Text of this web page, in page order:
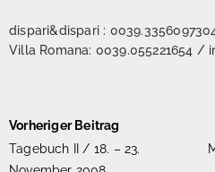
dispari&dispari :
Villa Romana: 0039.055221654 /
Beitragsnavigation
Vorheriger Beitrag
Tagebuch II / 18. – 23.